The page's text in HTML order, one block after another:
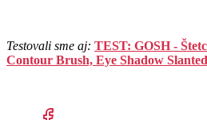
Testovali sme aj: TEST: GOSH -
Contour Brush, Eye Shadow Slanted